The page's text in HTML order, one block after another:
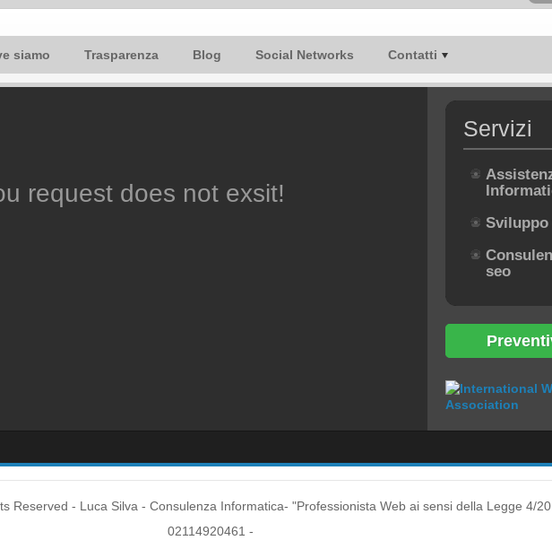
siamo Trasparenza Blog Social Networks Contatti
request does not exsit!
Servizi
Sviluppo
seo
Reserved - Luca Silva - Consulenza Informatica- "Professionista Web ai sensi della Legge 4/
02114920461 -